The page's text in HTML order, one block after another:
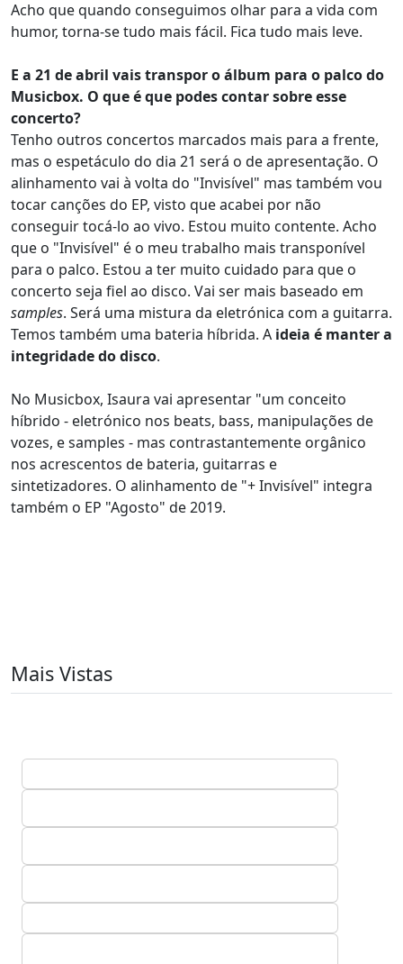
Acho que quando conseguimos olhar para a vida com
humor, torna-se tudo mais fácil. Fica tudo mais leve.
E a 21 de abril vais transpor o álbum para o palco do
Musicbox. O que é que podes contar sobre esse
concerto?
Tenho outros concertos marcados mais para a frente,
mas o espetáculo do dia 21 será o de apresentação. O
alinhamento vai à volta do "Invisível" mas também vou
tocar canções do EP, visto que acabei por não
conseguir tocá-lo ao vivo. Estou muito contente. Acho
que o "Invisível" é o meu trabalho mais transponível
para o palco. Estou a ter muito cuidado para que o
concerto seja fiel ao disco. Vai ser mais baseado em
samples. Será uma mistura da eletrónica com a guitarra.
Temos também uma bateria híbrida. A ideia é manter a
integridade do disco.
No Musicbox, Isaura vai apresentar "um conceito
híbrido - eletrónico nos beats, bass, manipulações de
vozes, e samples - mas contrastantemente orgânico
nos acrescentos de bateria, guitarras e
sintetizadores. O alinhamento de "+ Invisível" integra
também o EP "Agosto" de 2019.
Mais Vistas